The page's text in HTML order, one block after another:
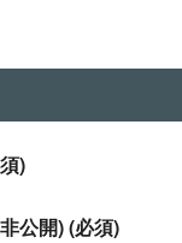
)
公開) (必須)